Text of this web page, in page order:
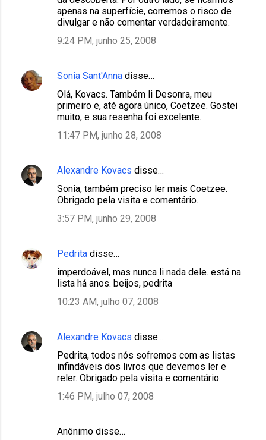
apenas na superfície, corremos o risco de
divulgar e não comentar verdadeiramente.
9:24 PM, junho 25, 2008
Sonia Sant'Anna disse…
Olá, Kovacs. Também li Desonra, meu
primeiro e, até agora único, Coetzee. Gostei
muito, e sua resenha foi excelente.
11:47 PM, junho 28, 2008
Alexandre Kovacs disse…
Sonia, também preciso ler mais Coetzee.
Obrigado pela visita e comentário.
3:57 PM, junho 29, 2008
Pedrita disse…
imperdoável, mas nunca li nada dele. está na
lista há anos. beijos, pedrita
10:23 AM, julho 07, 2008
Alexandre Kovacs disse…
Pedrita, todos nós sofremos com as listas
infindáveis dos livros que devemos ler e
reler. Obrigado pela visita e comentário.
1:46 PM, julho 07, 2008
Anônimo disse…